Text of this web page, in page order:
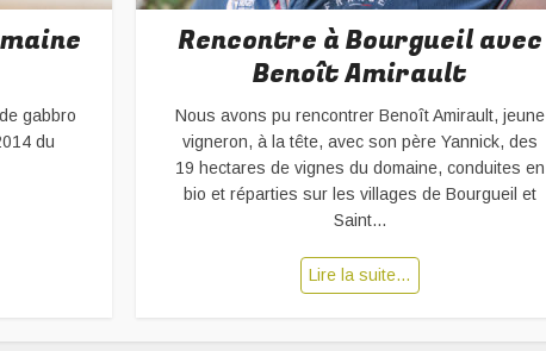
gabbro
du
Rencontre à Bourgueil avec
Benoît Amirault
Nous avons pu rencontrer Benoît Amirault, jeune
vigneron, à la tête, avec son père Yannick, des
19 hectares de vignes du domaine, conduites en
bio et réparties sur les villages de Bourgueil et
Saint...
Lire la suite…